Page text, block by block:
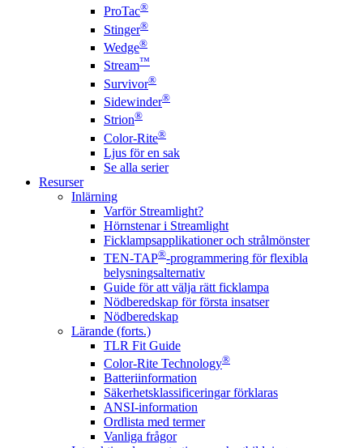
ProTac®
Stinger®
Wedge®
Stream™
Survivor®
Sidewinder®
Strion®
Color-Rite®
Ljus för en sak
Se alla serier
Resurser
Inlärning
Varför Streamlight?
Hörnstenar i Streamlight
Ficklampsapplikationer och strålmönster
TEN-TAP®-programmering för flexibla
belysningsalternativ
Guide för att välja rätt ficklampa
Nödberedskap för första insatser
Nödberedskap
Lärande (forts.)
TLR Fit Guide
Color-Rite Technology®
Batteriinformation
Säkerhetsklassificeringar förklaras
ANSI-information
Ordlista med termer
Vanliga frågor